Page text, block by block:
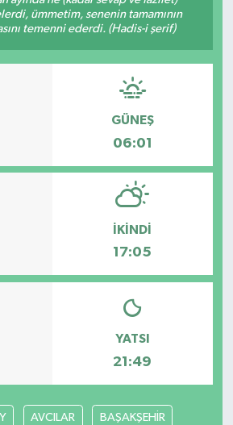
ümmetim, senenin tamamının
temenni ederdi. (Hadis-i şerif)
GÜNEŞ
06:01
İKINDI
17:05
YATSI
21:49
AVCILAR BAŞAKŞEHİR